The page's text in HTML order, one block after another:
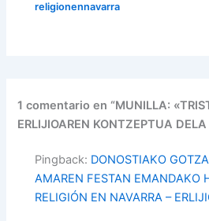
religionennavarra
1 comentario en “MUNILLA:
ERLIJIOAREN KONTZEPTUA
Pingback: DONOSTIAKO
AMAREN FESTAN EMANDAKO
RELIGIÓN EN NAVARRA –